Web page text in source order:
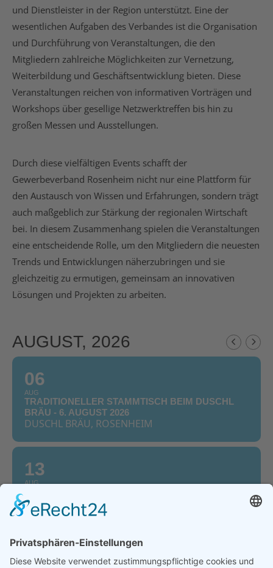
und Dienstleister in der Region unterstützt. Eine der
wesentlichen Aufgaben des Verbandes ist die Organisation
und Durchführung von Veranstaltungen, die den
Mitgliedern zahlreiche Möglichkeiten zur Vernetzung,
Weiterbildung und Geschäftsentwicklung bieten. Diese
Veranstaltungen reichen von informativen Vorträgen und
Workshops über gesellige Netzwerktreffen bis hin zu
großen Messen und Ausstellungen.
Durch diese vielfältigen Events schafft der
Gewerbeverband Rosenheim nicht nur eine Plattform für
den Austausch von Wissen und Erfahrungen, sondern trägt
auch maßgeblich zur Stärkung der regionalen Wirtschaft
bei. In diesem Zusammenhang spielen die Veranstaltungen
eine entscheidende Rolle, um den Mitgliedern die neuesten
Trends und Entwicklungen näherzubringen und sie
gleichzeitig zu ermutigen, gemeinsam an innovativen
Lösungen und Projekten zu arbeiten.
AUGUST, 2026
06
AUG
TRADITIONELLER STAMMTISCH BEIM DUSCHL
BRÄU - 6. AUGUST 2026
DUSCHL BRÄU, ROSENHEIM
13
AUG
AUGUST 2026
IM TANTE PAULA, ROSENHEIM